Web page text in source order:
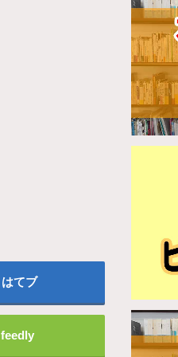
はてブ
feedly